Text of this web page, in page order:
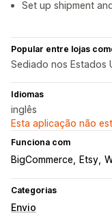
Set up shipment
Popular entre lojas
Sediado nos Estados
Idiomas
inglês
Esta aplicação não
Funciona com
BigCommerce Etsy
Categorias
Envio